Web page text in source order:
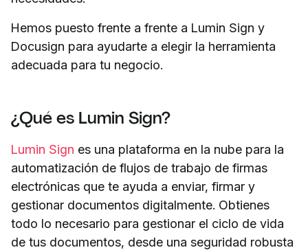
Hemos puesto frente a frente a Lumin Sign y
Docusign para ayudarte a elegir la herramienta
adecuada para tu negocio.
¿Qué es Lumin Sign?
Lumin Sign es una plataforma en la nube para la
automatización de flujos de trabajo de firmas
electrónicas que te ayuda a enviar, firmar y
gestionar documentos digitalmente. Obtienes
todo lo necesario para gestionar el ciclo de vida
de tus documentos, desde una seguridad robusta